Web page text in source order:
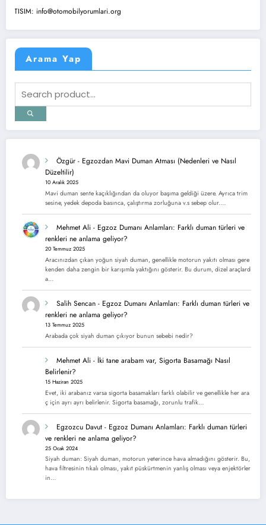
info@otomobilyorumlari.org
Arama Yap
Özgür - Egzozdan Mavi Duman Atması (Nedenleri ve Nasıl
Düzeltilir)
10 Aralık 2025
Mavi duman sente kaçıklığından da oluyor başıma geldiği üzere. Ayrıca trim
sesine, yedek depoda basınca, çalıştırma zorluğuna v.s sebep olur.…
Mehmet Ali - Egzoz Dumanı Anlamları: Farklı duman türleri ve
renkleri ne anlama geliyor?
20 Temmuz 2025
Aracınızdan çıkan yoğun siyah duman, genellikle motorun yakıtı olması gere
kenden daha zengin bir karışımla yaktığını gösterir. Bu durum, dizel araçlard
a…
Salih Sencan - Egzoz Dumanı Anlamları: Farklı duman türleri ve
renkleri ne anlama geliyor?
13 Temmuz 2025
Arabada çok siyah duman çıkıyor bunun sebebi nedir?
Mehmet Ali - İki tane arabam var, Sigorta Basamağı Nasıl
Belirlenir?
15 Haziran 2025
Evet, iki arabanız varsa sigorta basamakları farklı olabilir ve genellikle her ara
ç için ayrı ayrı belirlenir. Sigorta basamağı, zorunlu trafik…
Egzozcu Davut - Egzoz Dumanı Anlamları: Farklı duman türleri
ve renkleri ne anlama geliyor?
25 Ocak 2024
Siyah duman: Siyah duman, motorun yeterince hava almadığını gösterir. Bu,
hava filtresinin tıkalı olması, yakıt püskürtmenin yanlış olması veya enjektörler
in…